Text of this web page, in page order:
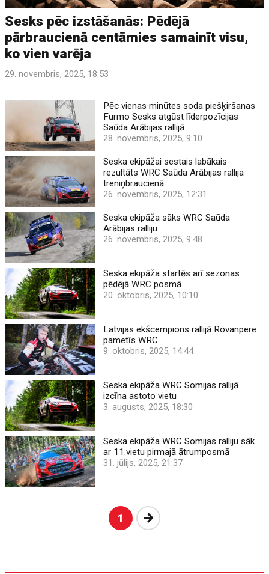
Sesks pēc izstāšanās: Pēdējā
pārbraucienā centāmies samainīt visu,
ko vien varēja
29. novembris, 2025, 18:53
Pēc vienas minūtes soda piešķiršanas
Furmo Sesks atgūst līderpozīcijas
Saūda Arābijas rallijā
28. novembris, 2025, 9:10
Seska ekipāžai sestais labākais
rezultāts WRC Saūda Arābijas rallija
treniņbraucienā
26. novembris, 2025, 12:31
Seska ekipāža sāks WRC Saūda
Arābijas ralliju
26. novembris, 2025, 9:48
Seska ekipāža startēs arī sezonas
pēdējā WRC posmā
20. oktobris, 2025, 10:10
Latvijas ekšcempions rallijā Rovanpere
pametīs WRC
9. oktobris, 2025, 14:44
Seska ekipāža WRC Somijas rallijā
izcīna astoto vietu
3. augusts, 2025, 18:30
Seska ekipāža WRC Somijas ralliju sāk
ar 11.vietu pirmajā ātrumposmā
31. jūlijs, 2025, 21:37
1 Nākošā